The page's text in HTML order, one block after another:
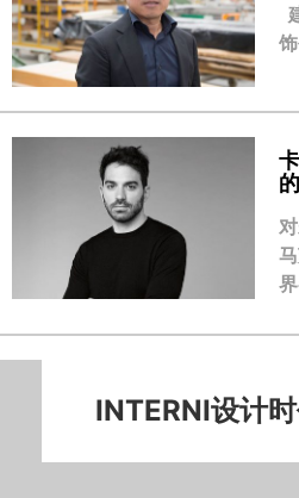
INTERNI设计